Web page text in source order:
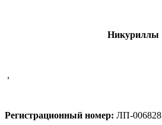
Никуриллы
,
Регистрационный номер: ЛП-006828